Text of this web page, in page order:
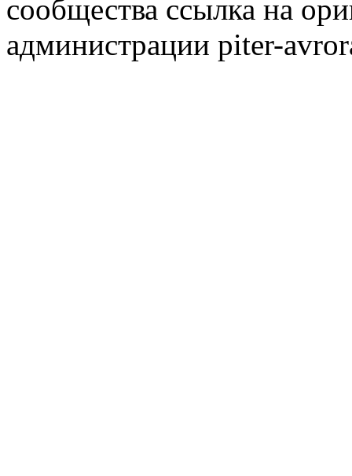
сообщества ссылка на
администрации piter-